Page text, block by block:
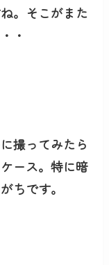
。そこがまた
・
撮ってみたら
ース。特に暗
ちです。